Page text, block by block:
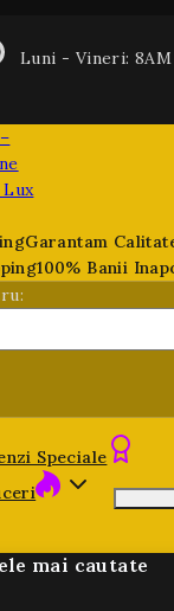
Luni - Vineri:
Garantam
100% Banii
Speciale
mai cautate